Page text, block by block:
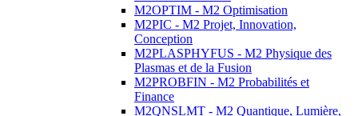
M2OPTIM - M2 Optimisation
M2PIC - M2 Projet, Innovation,
Conception
M2PLASPHYFUS - M2 Physique des
Plasmas et de la Fusion
M2PROBFIN - M2 Probabilités et
Finance
M2QNSLMT - M2 Quantique, Lumière,